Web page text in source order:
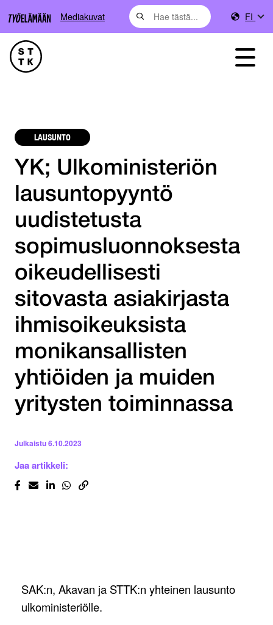
Mediakuvat FI
LAUSUNTO
YK; Ulkoministeriön
lausuntopyyntö
uudistetusta
sopimusluonnoksesta
oikeudellisesti
sitovasta asiakirjasta
ihmisoikeuksista
monikansallisten
yhtiöiden ja muiden
yritysten toiminnassa
Julkaistu6.10.2023
Jaa artikkeli:
SAK:n, Akavan ja STTK:n yhteinen lausunto
ulkoministeriölle.